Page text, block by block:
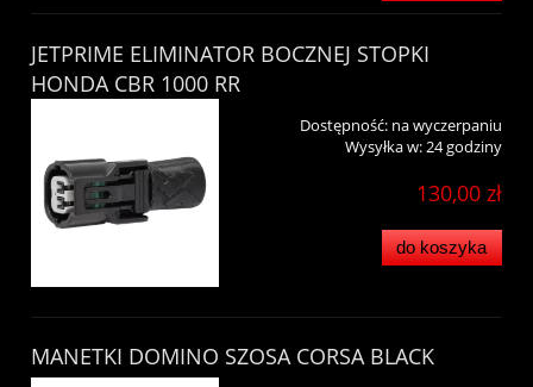
JETPRIME ELIMINATOR BOCZNEJ STOPKI
HONDA CBR 1000 RR
Dostępność: na wyczerpaniu
Wysyłka w:24 godziny
130,00 zł
do koszyka
MANETKI DOMINO SZOSA CORSA BLACK